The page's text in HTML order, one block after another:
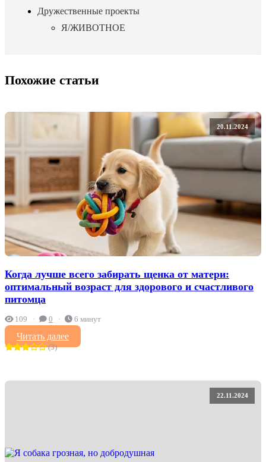
Дружественные проекты
Я/ЖИВОТНОЕ
Похожие статьи
20.11.2024
Когда лучше всего забирать щенка от матери:
оптимальный возраст для здорового и счастливого
питомца
109 0 6 минут
Читать далее
(3)
22.11.2024